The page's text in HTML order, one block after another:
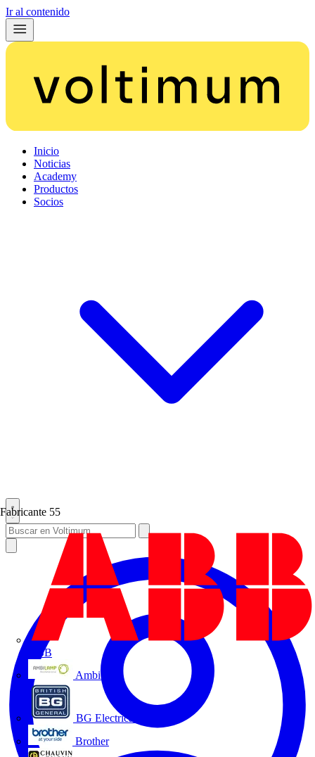
Ir al contenido
Inicio
Noticias
Academy
Productos
Socios
Fabricante 55
ABB
Ambilamp
BG Electrical
Brother